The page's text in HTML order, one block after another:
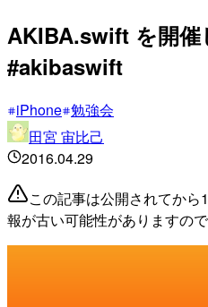
AKIBA.swift を開催
#akibaswift
iPhone 勉強会
田宮 宙比己
2016.04.29
この記事は公開されてか
報が古い可能性がありますの